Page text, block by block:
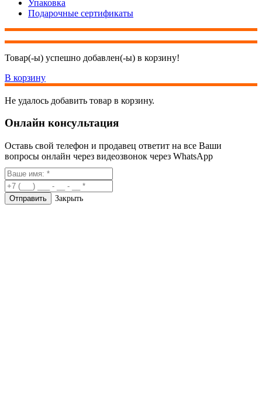
Упаковка
Подарочные сертификаты
Товар(-ы) успешно добавлен(-ы) в корзину!
В корзину
Не удалось добавить товар в корзину.
Онлайн консультация
Оставь свой телефон и продавец ответит на все Ваши
вопросы онлайн через видеозвонок через WhatsApp
Закрыть